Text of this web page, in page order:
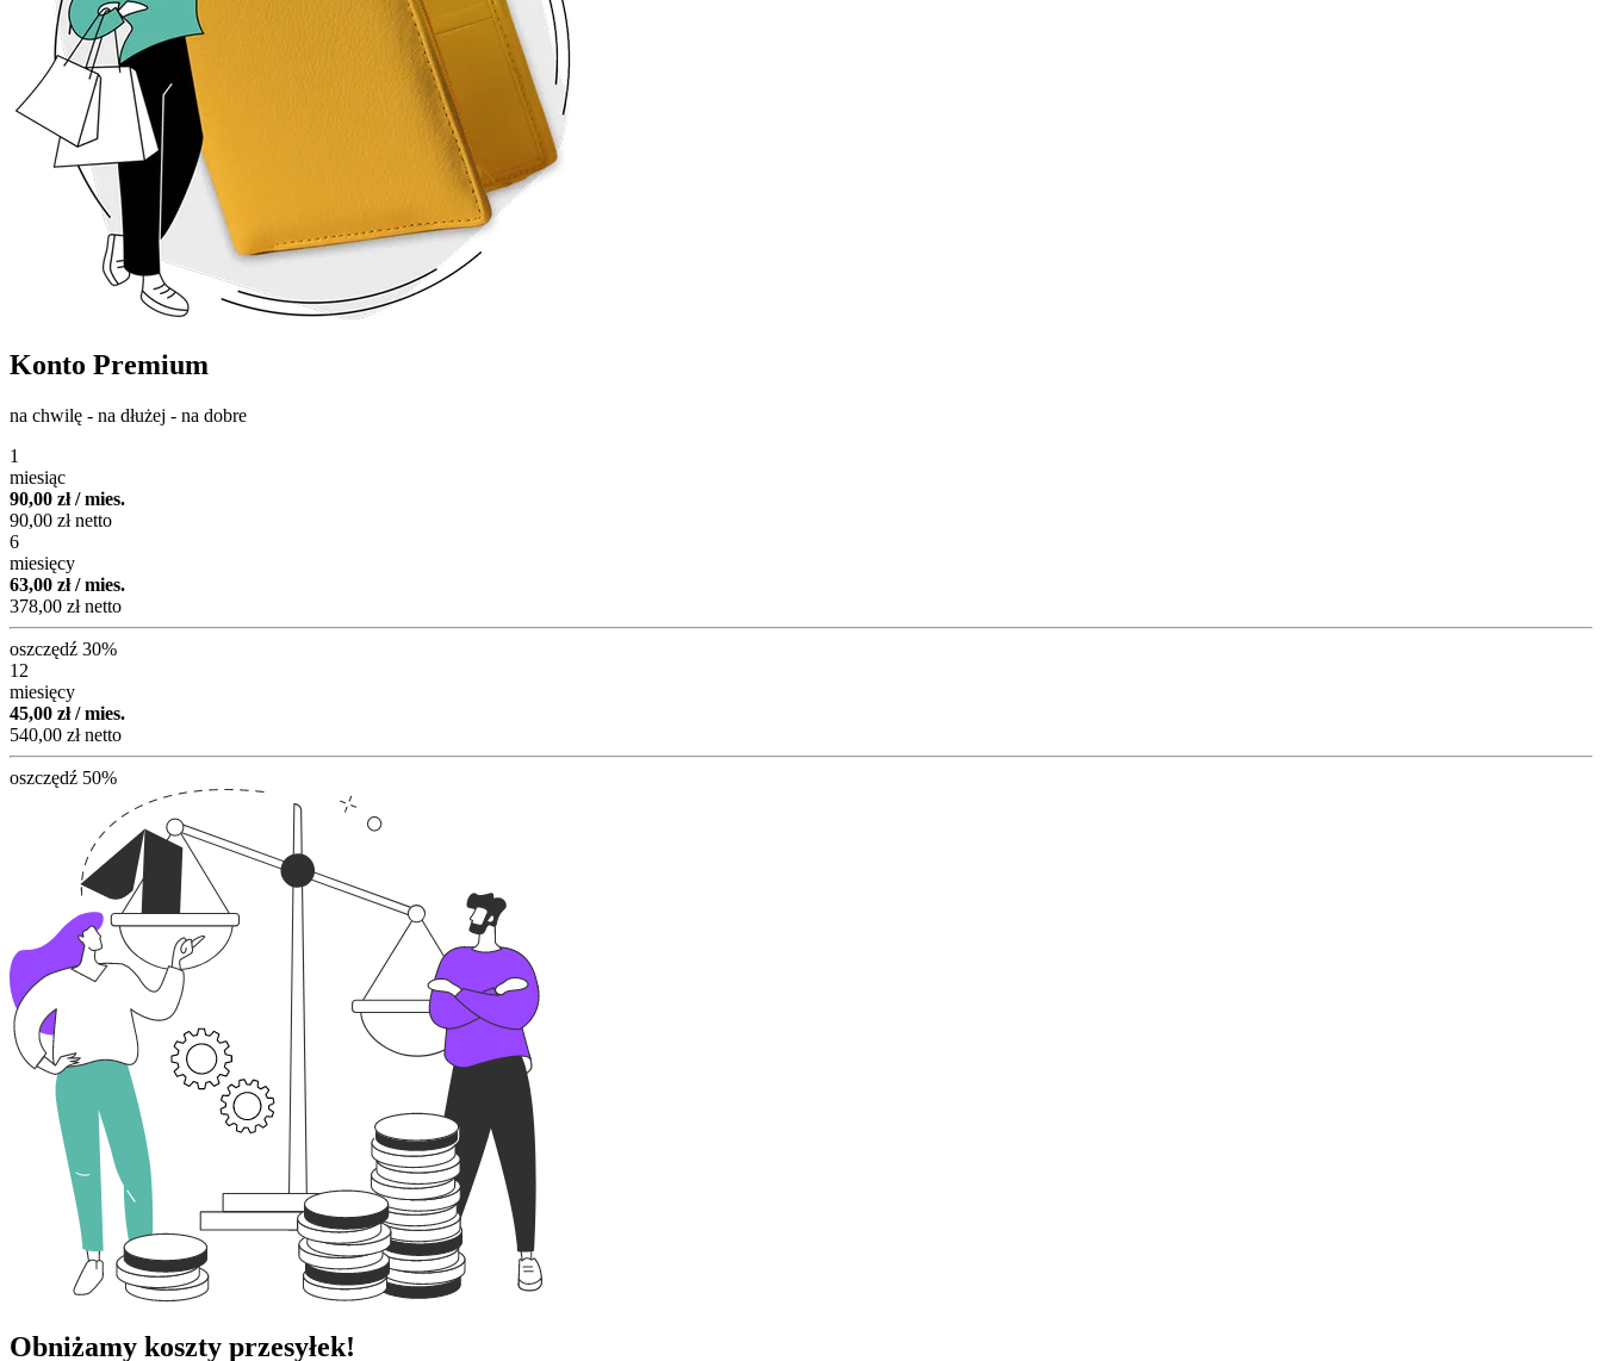
Konto Premium
na chwilę - na dłużej - na dobre
1
miesiąc
90,00 zł / mies.
90,00 zł netto
6
miesięcy
63,00 zł / mies.
378,00 zł netto
oszczędź 30%
12
miesięcy
45,00 zł / mies.
540,00 zł netto
oszczędź 50%
Obniżamy koszty przesyłek!